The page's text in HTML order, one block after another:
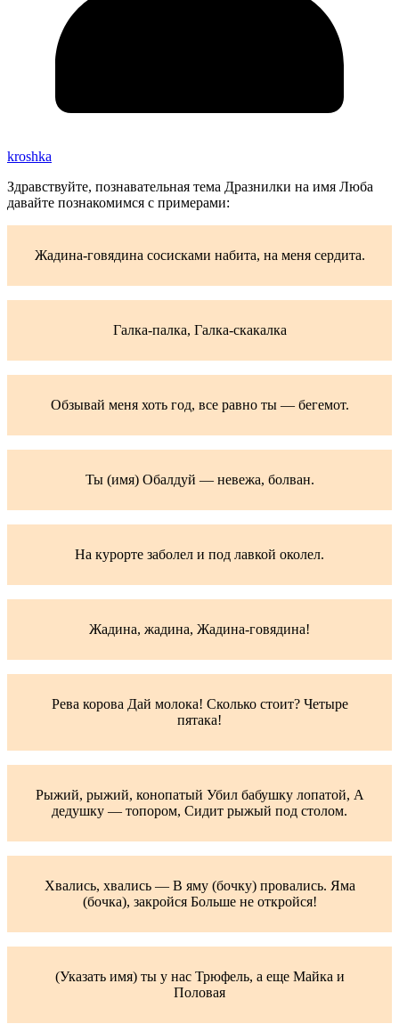
kroshka
Здравствуйте, познавательная тема Дразнилки на имя Люба
давайте познакомимся с примерами:
Жадина-говядина сосисками набита, на меня сердита.
Галка-палка, Галка-скакалка
Обзывай меня хоть год, все равно ты — бегемот.
Ты (имя) Обалдуй — невежа, болван.
На курорте заболел и под лавкой околел.
Жадина, жадина, Жадина-говядина!
Рева корова Дай молока! Сколько стоит? Четыре
пятака!
Рыжий, рыжий, конопатый Убил бабушку лопатой, А
дедушку — топором, Сидит рыжый под столом.
Хвались, хвались — В яму (бочку) провались. Яма
(бочка), закройся Больше не откройся!
(Указать имя) ты у нас Трюфель, а еще Майка и
Половая